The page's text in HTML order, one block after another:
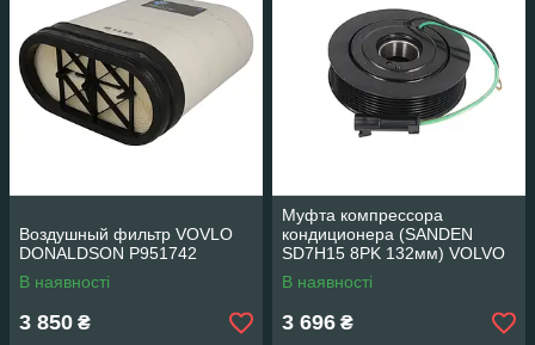
Воздушный фильтр VOVLO
DONALDSON P951742
В наявності
3 850 ₴
Муфта компрессора
кондиционера (SANDEN
SD7H15 8PK 132мм) VOLVO
FH THERMOTEC KTT040053
В наявності
3 696 ₴